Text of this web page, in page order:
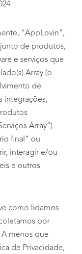
“AppLovin”,
de produtos,
e serviços que
Array (o
de
integrações,
Array”)
final” ou
interagir e/ou
e outros
como lidamos
por
menos que
de Privacidade,